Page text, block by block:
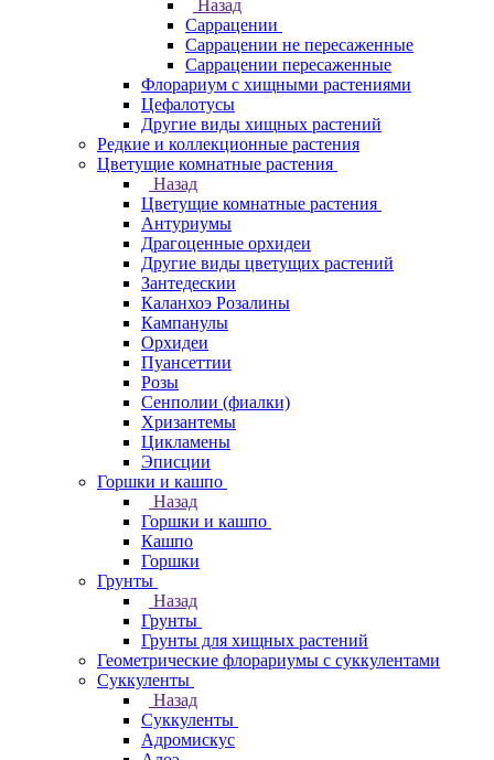
Назад
Саррацении
Саррацении не пересаженные
Саррацении пересаженные
Флорариум с хищными растениями
Цефалотусы
Другие виды хищных растений
Редкие и коллекционные растения
Цветущие комнатные растения
Назад
Цветущие комнатные растения
Антуриумы
Драгоценные орхидеи
Другие виды цветущих растений
Зантедескии
Каланхоэ Розалины
Кампанулы
Орхидеи
Пуансеттии
Розы
Сенполии (фиалки)
Хризантемы
Цикламены
Эписции
Горшки и кашпо
Назад
Горшки и кашпо
Кашпо
Горшки
Грунты
Назад
Грунты
Грунты для хищных растений
Геометрические флорариумы с суккулентами
Суккуленты
Назад
Суккуленты
Адромискус